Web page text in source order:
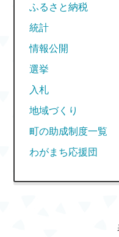
ふるさと納税
統計
情報公開
選挙
入札
地域づくり
町の助成制度一覧
わがまち応援団